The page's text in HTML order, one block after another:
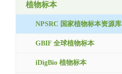
植物标本
NPSRC 国家植物标本资源库
GBIF 全球植物标本
iDigBio 植物标本